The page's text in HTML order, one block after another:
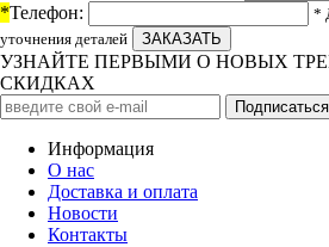
*Телефон:
*
уточнения деталей
УЗНАЙТЕ ПЕРВЫМИ О НОВЫХ
СКИДКАХ
Информация
О нас
Доставка и оплата
Новости
Контакты